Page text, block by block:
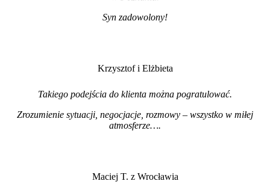
Syn zadowolony!
Krzysztof i Elżbieta
Takiego podejścia do klienta można pogratulować.
Zrozumienie sytuacji, negocjacje, rozmowy – wszystko w miłej
atmosferze….
Maciej T. z Wrocławia